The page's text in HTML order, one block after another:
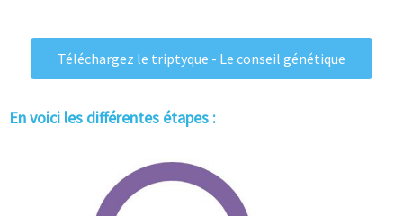
Téléchargez le triptyque - Le conseil génétique
En voici les différentes étapes :